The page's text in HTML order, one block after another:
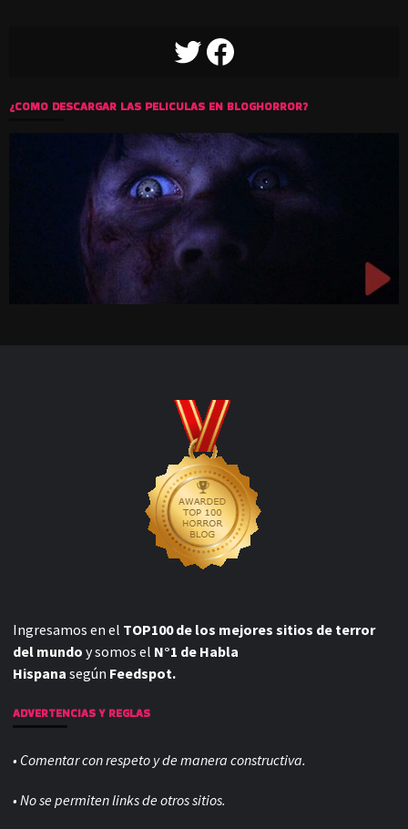
TWITTERFACEBOOK
¿COMO DESCARGAR LAS PELICULAS EN BLOGHORROR?
Ingresamos en el TOP100 de los mejores sitios de terror
del mundo y somos el N°1 de Habla
Hispana según Feedspot.
ADVERTENCIAS Y REGLAS
• Comentar con respeto y de manera constructiva.
• No se permiten links de otros sitios.